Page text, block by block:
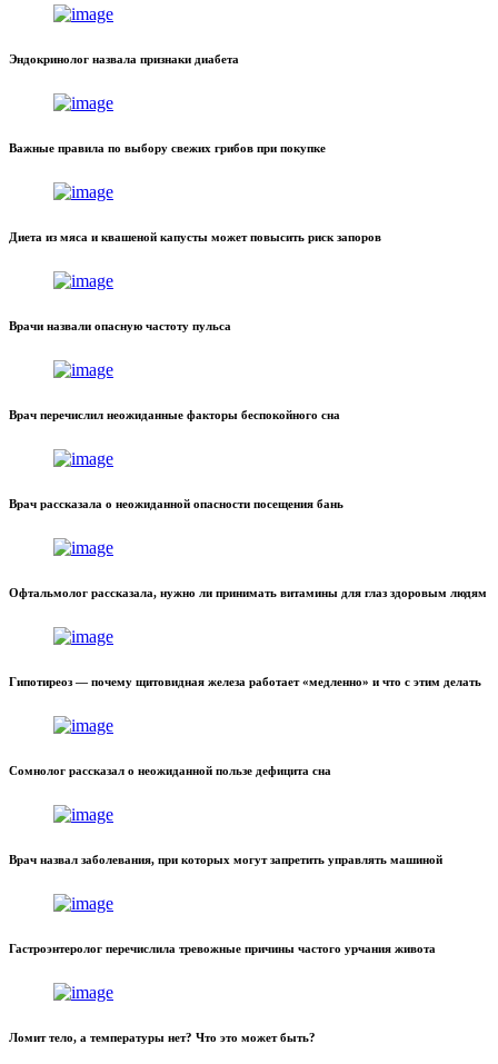
Эндокринолог назвала признаки диабета
Важные правила по выбору свежих грибов при покупке
Диета из мяса и квашеной капусты может повысить риск запоров
Врачи назвали опасную частоту пульса
Врач перечислил неожиданные факторы беспокойного сна
Врач рассказала о неожиданной опасности посещения бань
Офтальмолог рассказала, нужно ли принимать витамины для глаз здоровым людям
Гипотиреоз — почему щитовидная железа работает «медленно» и что с этим делать
Сомнолог рассказал о неожиданной пользе дефицита сна
Врач назвал заболевания, при которых могут запретить управлять машиной
Гастроэнтеролог перечислила тревожные причины частого урчания живота
Ломит тело, а температуры нет? Что это может быть?